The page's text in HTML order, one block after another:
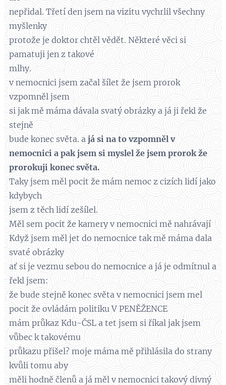
nepřidal. Třetí den jsem na vizitu vychrlil všechny
myšlenky
protože je doktor chtěl vědět. Některé věci si
pamatuji jen z takové
mlhy.
v nemocnici jsem začal šílet že jsem prorok
vzpomněl jsem
si jak mě máma dávala svatý obrázky a já ji řekl že
stejně
bude konec světa. a já si na to vzpomněl v
nemocnici a pak jsem si myslel že jsem prorok že
prorokuji konec světa.
Taky jsem měl pocit že mám nemoc z cizích lidí jako
kdybych
jsem z těch lidí zešílel.
Měl sem pocit že kamery v nemocnici mě nahrávají
Když jsem měl jet do nemocnice tak mě máma dala
svaté obrázky
ať si je vezmu sebou do nemocnice a já je odmítnul a
řekl jsem:
že bude stejně konec světa v nemocnici jsem mel
pocit že ovládám politiku V PENĚŽENCE
mám průkaz Kdu-ČSL a tet jsem si říkal jak jsem
vůbec k takovému
průkazu přišel? moje máma mě přihlásila do strany
kvůli tomu aby
měli hodně členů a já měl v nemocnici takový divný